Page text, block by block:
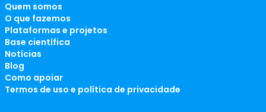
Quem somos
O que fazemos
Plataformas e projetos
Base científica
Notícias
Blog
Como apoiar
Termos de uso e política de privacidade